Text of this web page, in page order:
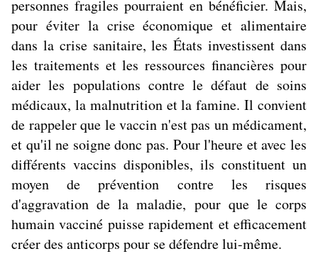
personnes fragiles pourraient en bénéficier. Mais,
pour éviter la crise économique et alimentaire
dans la crise sanitaire, les États investissent dans
les traitements et les ressources financières pour
aider les populations contre le défaut de soins
médicaux, la malnutrition et la famine. Il convient
de rappeler que le vaccin n'est pas un médicament,
et qu'il ne soigne donc pas. Pour l'heure et avec les
différents vaccins disponibles, ils constituent un
moyen de prévention contre les risques
d'aggravation de la maladie, pour que le corps
humain vacciné puisse rapidement et efficacement
créer des anticorps pour se défendre lui-même.